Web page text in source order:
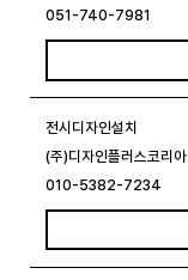
051-740-7981
전시디자인설치
(주)디자인플러스코리아
010-5382-7234